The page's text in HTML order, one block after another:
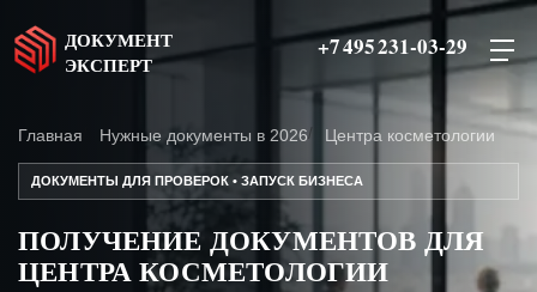
ДОКУМЕНТ
ЭКСПЕРТ
+7 495 231-03-29
Главная Нужные документы в 2026 Центра косметологии
ДОКУМЕНТЫ ДЛЯ ПРОВЕРОК • ЗАПУСК БИЗНЕСА
ПОЛУЧЕНИЕ ДОКУМЕНТОВ ДЛЯ
ЦЕНТРА КОСМЕТОЛОГИИ